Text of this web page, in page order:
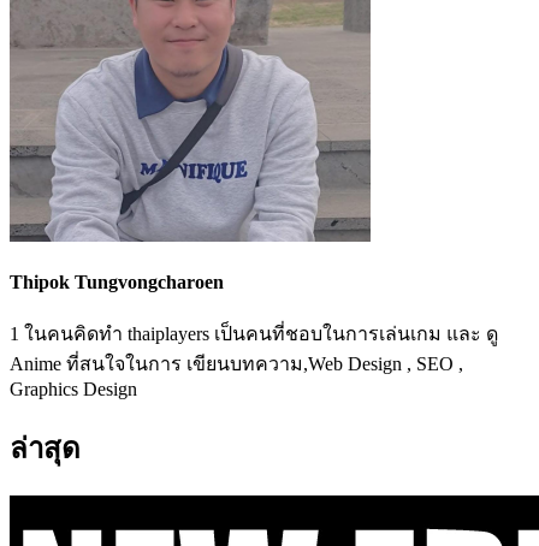
Thipok Tungvongcharoen
1 ในคนคิดทำ thaiplayers เป็นคนที่ชอบในการเล่นเกม และ ดู
Anime ที่สนใจในการ เขียนบทความ,Web Design , SEO ,
Graphics Design
ล่าสุด